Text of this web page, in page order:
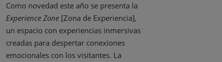
Como novedad este año se presenta la
Experience Zone [Zona de Experiencia],
un espacio con experiencias inmersivas
creadas para despertar conexiones
emocionales con los visitantes. La